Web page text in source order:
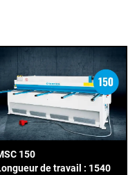
150
de travail : 1540